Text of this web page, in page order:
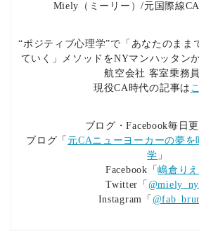
Miely（ミーリー）/元国際線
“ポジティブ心理学”で「あなたのまま
ていく」メソッドをNYマンハッタン
航空会社 客室乗務員
現役CA時代の記事は
ブログ・Facebook毎日更
ブログ「 元CAニューヨーカーの夢を
学 」
Facebook「嶋倉りえ
Twitter「 @miely_ny
Instagram「